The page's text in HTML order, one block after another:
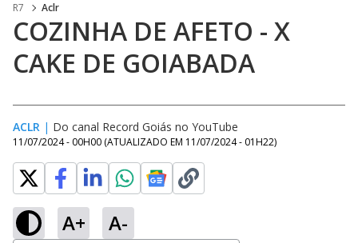
R7 Aclr
COZINHA DE AFETO - X
CAKE DE GOIABADA
ACLR | Do canal Record Goiás no YouTube
11/07/2024 - 00H00 (ATUALIZADO EM 11/07/2024 - 01H22)
A+ A-